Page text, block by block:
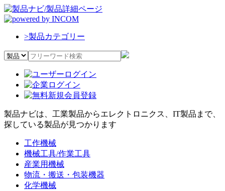
>製品カテゴリー
製品ナビは、工業製品からエレクトロニクス、IT製品まで、
探している製品が見つかります
工作機械
機械工具/作業工具
産業用機械
物流・搬送・包装機器
化学機械